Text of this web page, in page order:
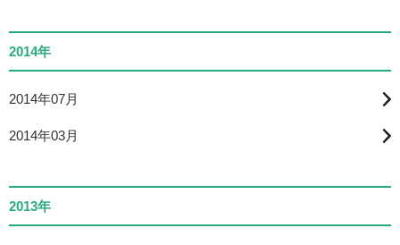
2014年
2014年07月
2014年03月
2013年